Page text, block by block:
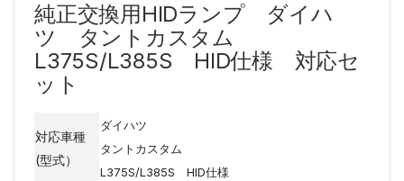
純正交換用HIDランプ ダイハ
ツ タントカスタム
L375S/L385S HID仕様 対応セ
ット
対応車種
(型式）
ダイハツ
タントカスタム
L375S/L385S HID仕様